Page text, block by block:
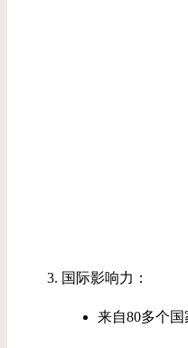
国际影响力：
来自80多个